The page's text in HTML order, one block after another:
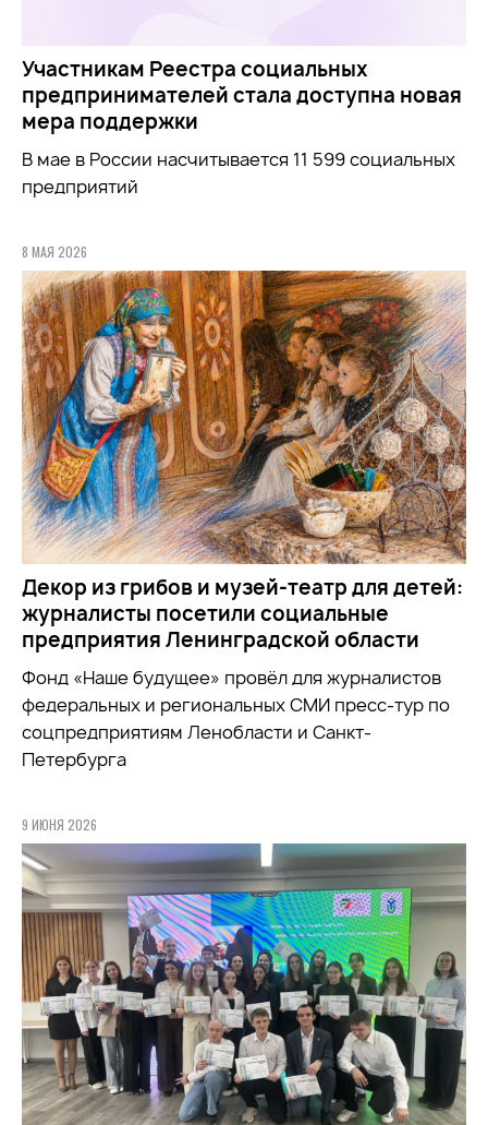
Участникам Реестра социальных
предпринимателей стала доступна новая
мера поддержки
В мае в России насчитывается 11 599 социальных
предприятий
8 МАЯ 2026
Декор из грибов и музей-театр для детей:
журналисты посетили социальные
предприятия Ленинградской области
Фонд «Наше будущее» провёл для журналистов
федеральных и региональных СМИ пресс-тур по
соцпредприятиям Ленобласти и Санкт-
Петербурга
9 ИЮНЯ 2026